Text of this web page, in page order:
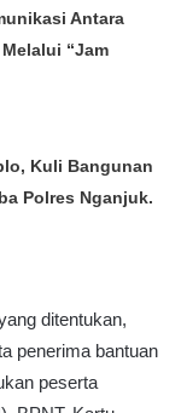
Antara
“Jam
Kuli Bangunan
Polres Nganjuk.
ditentukan,
penerima bantuan
peserta